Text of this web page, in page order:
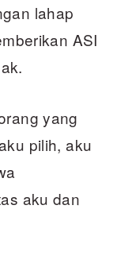
lahap
ASI
yang
pilih, aku
aku dan